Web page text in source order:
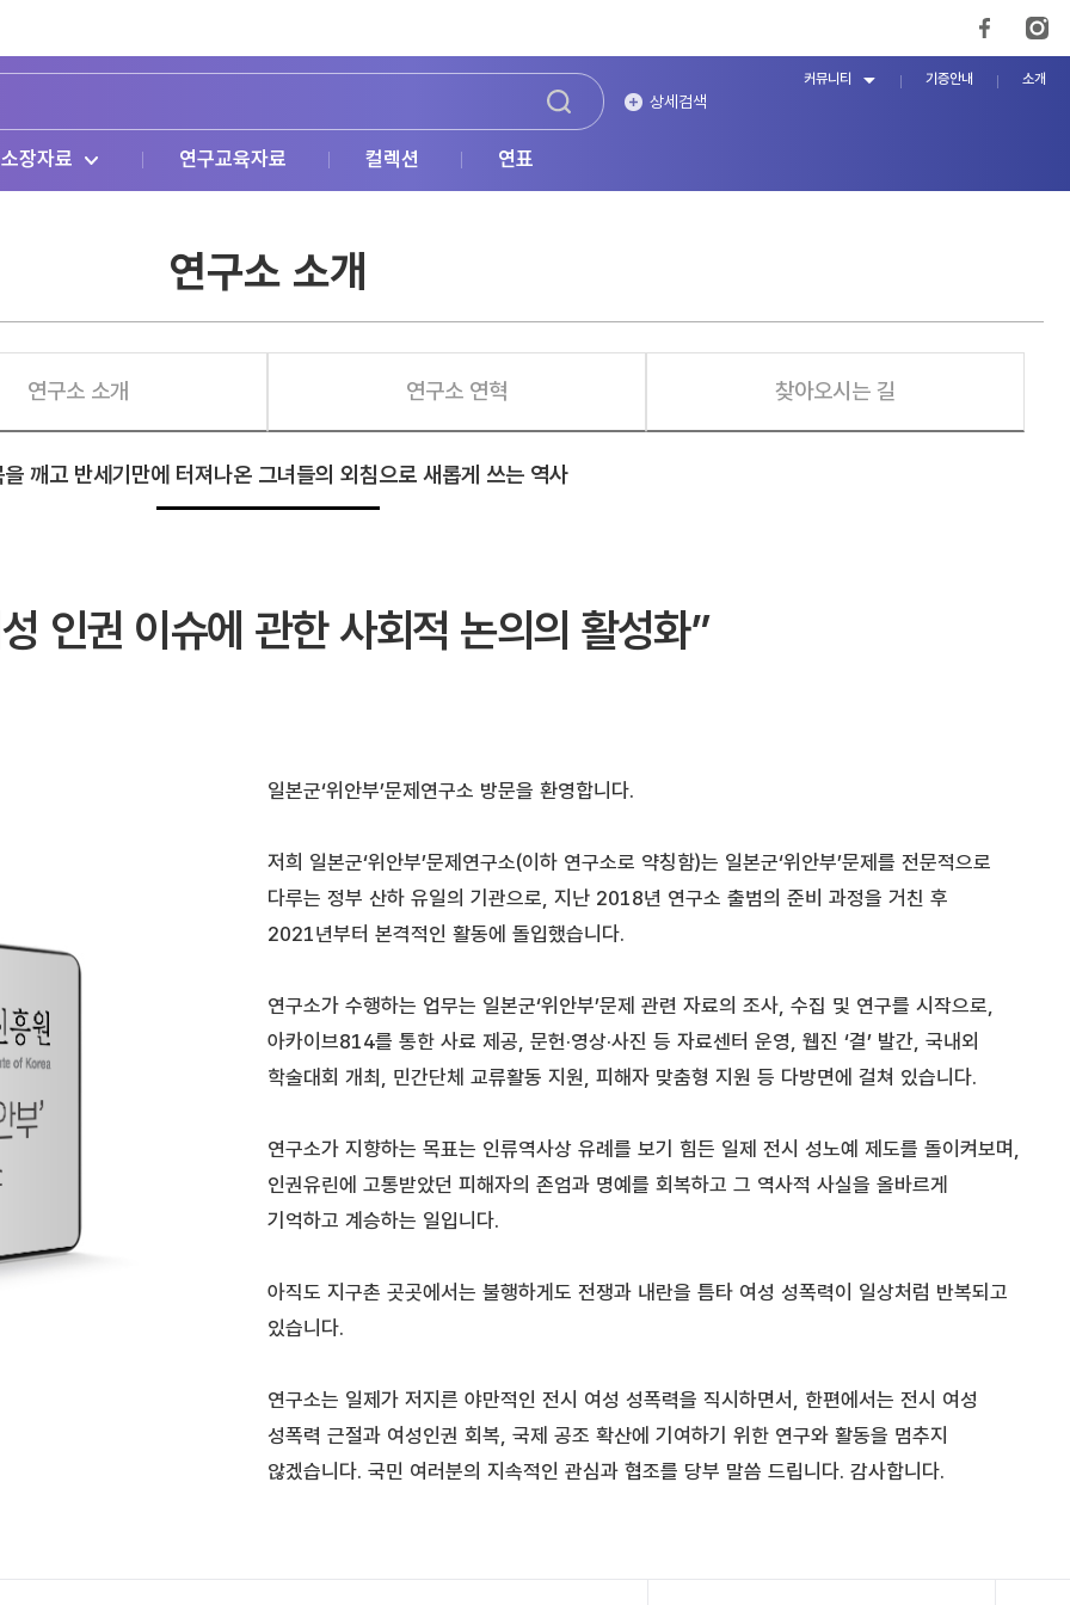
상세검색
소장자료 연구교육자료 컬렉션 연표
커뮤니티 기증안내 소개
연구소 소개
연구소 소개 연구소 연혁 찾아오시는 길
깨고 반세기만에 터져나온 그녀들의 외침으로 새롭게 쓰는 역사
인권 이슈에 관한 사회적 논의의 활성화”
일본군‘위안부’문제연구소 방문을 환영합니다.
저희 일본군‘위안부’문제연구소(이하 연구소로 약칭함)는 일본군‘위안부’문제를 전문적으로
다루는 정부 산하 유일의 기관으로, 지난 2018년 연구소 출범의 준비 과정을 거친 후
2021년부터 본격적인 활동에 돌입했습니다.
연구소가 수행하는 업무는 일본군‘위안부’문제 관련 자료의 조사, 수집 및 연구를 시작으로,
아카이브814를 통한 사료 제공, 문헌·영상·사진 등 자료센터 운영, 웹진 ‘결’ 발간, 국내외
학술대회 개최, 민간단체 교류활동 지원, 피해자 맞춤형 지원 등 다방면에 걸쳐 있습니다.
연구소가 지향하는 목표는 인류역사상 유례를 보기 힘든 일제 전시 성노예 제도를 돌이켜보며,
인권유린에 고통받았던 피해자의 존엄과 명예를 회복하고 그 역사적 사실을 올바르게
기억하고 계승하는 일입니다.
아직도 지구촌 곳곳에서는 불행하게도 전쟁과 내란을 틈타 여성 성폭력이 일상처럼 반복되고
있습니다.
연구소는 일제가 저지른 야만적인 전시 여성 성폭력을 직시하면서, 한편에서는 전시 여성
성폭력 근절과 여성인권 회복, 국제 공조 확산에 기여하기 위한 연구와 활동을 멈추지
않겠습니다. 국민 여러분의 지속적인 관심과 협조를 당부 말씀 드립니다. 감사합니다.